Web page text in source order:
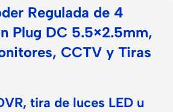
Regulada de 4
Plug DC 5.5×2.5mm,
CCTV y Tiras
tira de luces LED u